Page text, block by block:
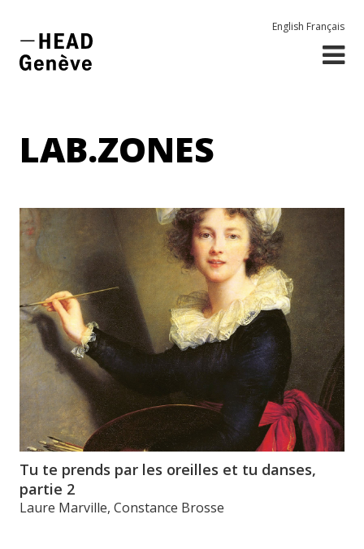
English Français
LAB.ZONES
Tu te prends par les oreilles et tu danses,
partie 2
Laure Marville, Constance Brosse